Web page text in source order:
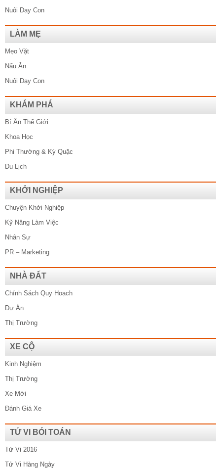
Nuôi Dạy Con
LÀM MẸ
Mẹo Vặt
Nấu Ăn
Nuôi Dạy Con
KHÁM PHÁ
Bí Ẩn Thế Giới
Khoa Học
Phi Thường & Kỳ Quặc
Du Lịch
KHỞI NGHIỆP
Chuyện Khởi Nghiệp
Kỹ Năng Làm Việc
Nhân Sự
PR – Marketing
NHÀ ĐẤT
Chính Sách Quy Hoạch
Dự Án
Thị Trường
XE CỘ
Kinh Nghiệm
Thị Trường
Xe Mới
Đánh Giá Xe
TỬ VI BÓI TOÁN
Tử Vi 2016
Tử Vi Hàng Ngày